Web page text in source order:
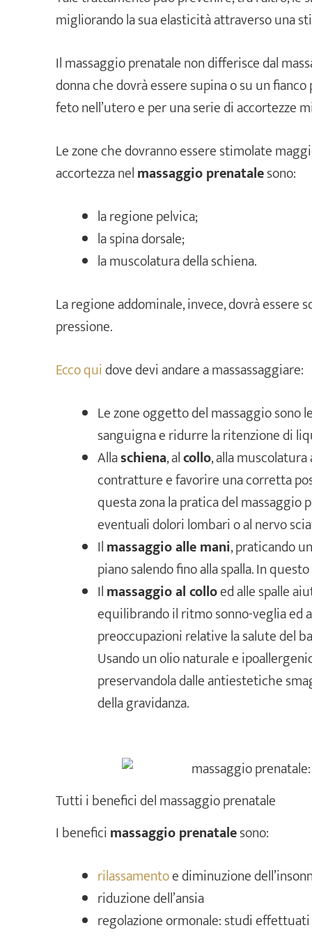
migliorando la sua elasticità attraverso una
Il massaggio prenatale non differisce dal
donna che dovrà essere supina o su un
feto nell’utero e per una serie di accortezze
Le zone che dovranno essere stimolate
accortezza nelmassaggio prenatalesono:
la regione pelvica;
la spina dorsale;
la muscolatura della schiena.
La regione addominale, invece, dovrà
pressione.
Ecco quidove devi andare a massassaggiare:
Le zone oggetto del massaggio sono
sanguigna e ridurre la ritenzione di
Allaschiena, alcollo, alla
contratture e favorire una corretta
questa zona la pratica del
eventuali dolori lombari o al nervo
Ilmassaggio alle mani, praticando
piano salendo fino alla spalla. In
Ilmassaggio al colloed alle spalle
equilibrando il ritmo sonno-veglia ed
preoccupazioni relative la salute del
Usando un olio naturale e
preservandola dalle antiestetiche
della gravidanza.
Tutti i benefici del massaggio prenatale
I beneficimassaggio prenatalesono:
rilassamentoe diminuzione
riduzione dell’ansia
regolazione ormonale: studi